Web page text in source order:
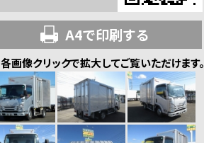
A4で印刷する
各画像クリックで拡大してご覧いただけます。